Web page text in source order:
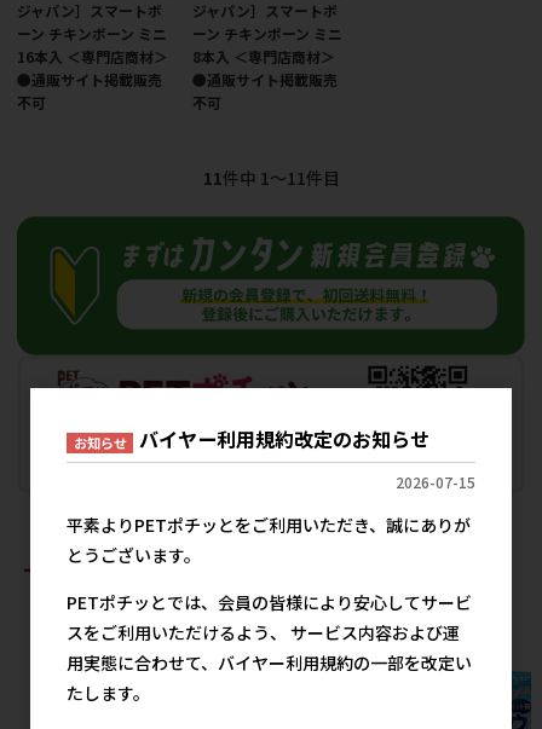
ジャパン］スマートボ
ーン チキンボーン ミニ
16本入 ＜専門店商材＞
●通販サイト掲載販売
不可
ジャパン］スマートボ
ーン チキンボーン ミニ
8本入 ＜専門店商材＞
●通販サイト掲載販売
不可
11件中 1〜11件目
おすすめ商品
お知らせ バイヤー利用規約改定のお知らせ
2026-07-15
平素よりPETポチッとをご利用いただき、誠にありが
とうございます。
PETポチッとでは、会員の皆様により安心してサービ
スをご利用いただけるよう、 サービス内容および運
用実態に合わせて、バイヤー利用規約の一部を改定い
たします。